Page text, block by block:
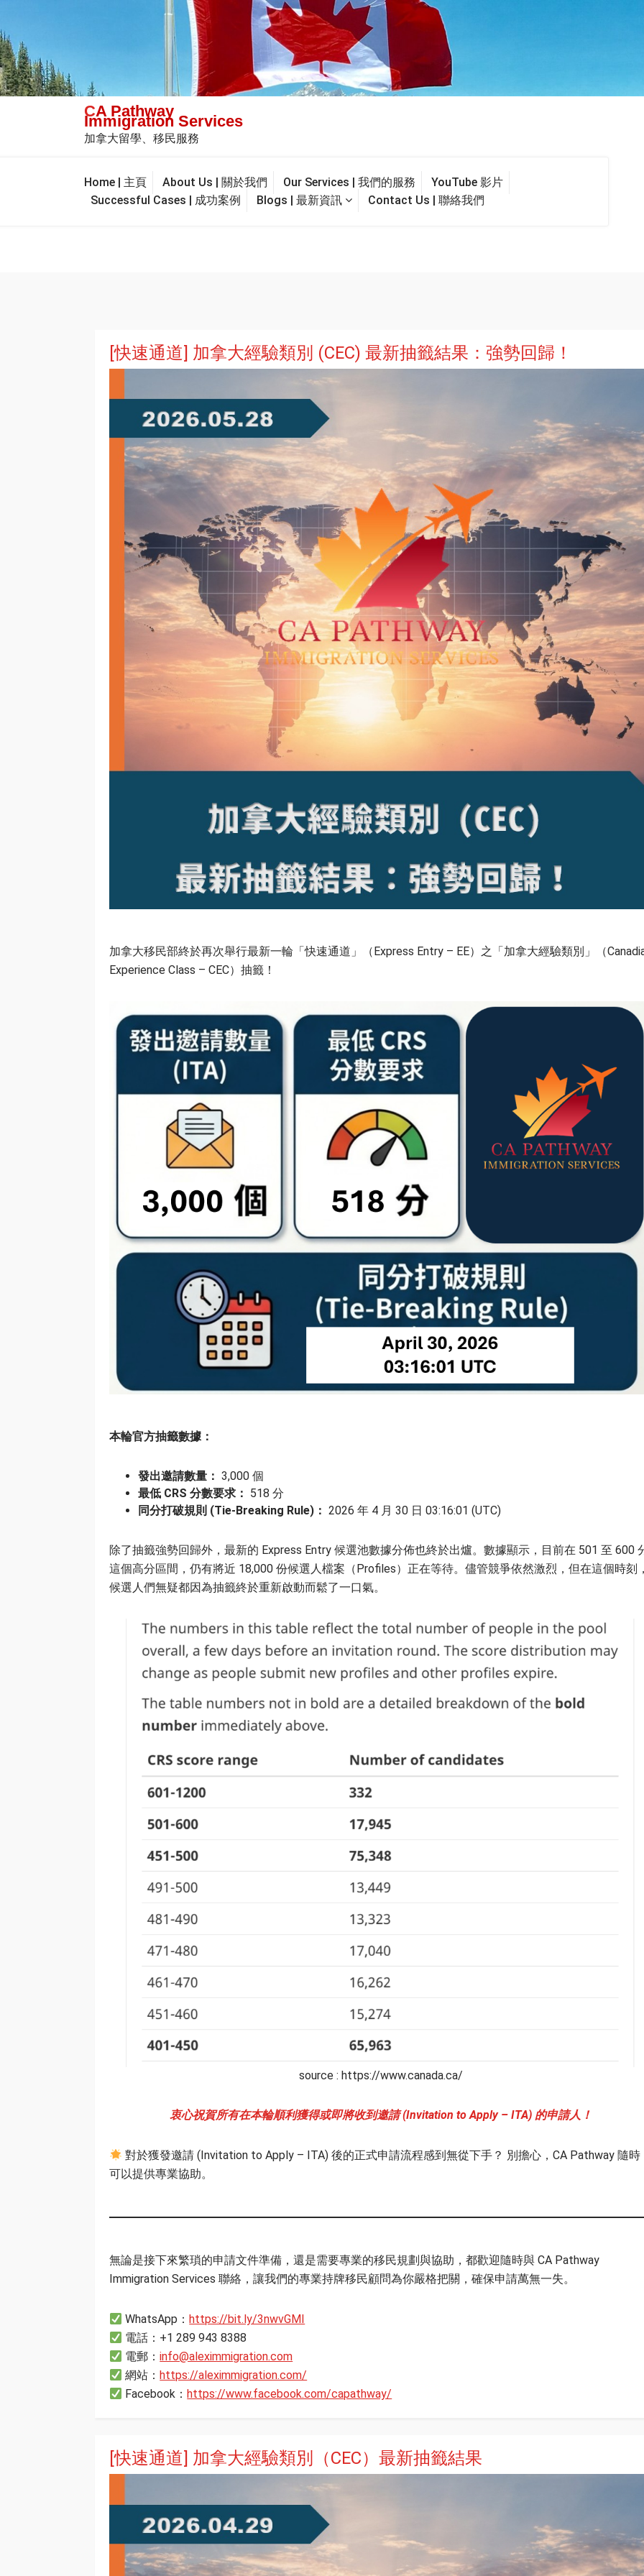
content
CA Pathway
Immigration Services
加拿大留學、移民服務
Home | 主頁 About Us | 關於我們 Our Services | 我們的服務
YouTube 影片
Successful Cases | 成功案例
Blogs | 最新資訊 Contact Us | 聯絡我們
[快速通道] 加拿大經驗類別 (CEC) 最新抽籤結果：強勢回歸！
加拿大移民部終於再次舉行最新一輪「快速通道」（Express Entry – EE）之「加拿大經驗類別」（
Experience Class – CEC）抽籤！
本輪官方抽籤數據：
發出邀請數量： 3,000 個
最低 CRS 分數要求： 518 分
同分打破規則 (Tie-Breaking Rule)： 2026 年 4 月 30 日 03:16:01 (UTC)
除了抽籤強勢回歸外，最新的 Express Entry 候選池數據分佈也終於出爐。數據顯示，目前在 501 至 600
這個高分區間，仍有將近 18,000 份候選人檔案（Profiles）正在等待。儘管競爭依然激烈，但在這個時刻
候選人們無疑都因為抽籤終於重新啟動而鬆了一口氣。
source : https://www.canada.ca/
衷心祝賀所有在本輪順利獲得或即將收到邀請 (Invitation to Apply – ITA) 的申請人！
對於獲發邀請 (Invitation to Apply – ITA) 後的正式申請流程感到無從下手？ 別擔心，CA Pathway 隨時
可以提供專業協助。
無論是接下來繁瑣的申請文件準備，還是需要專業的移民規劃與協助，都歡迎隨時與 CA Pathway
Immigration Services 聯絡，讓我們的專業持牌移民顧問為你嚴格把關，確保申請萬無一失。
WhatsApp： https://bit.ly/3nwvGMI
電話：+1 289 943 8388
電郵：info@aleximmigration.com
網站： https://aleximmigration.com/
Facebook： https://www.facebook.com/capathway/
[快速通道] 加拿大經驗類別（CEC）最新抽籤結果